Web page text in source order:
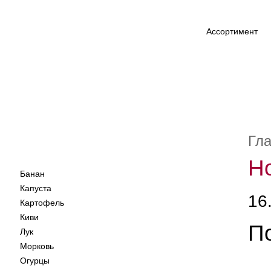
Ассортимент
Банан
Капуста
Картофель
Киви
Лук
Морковь
Огурцы